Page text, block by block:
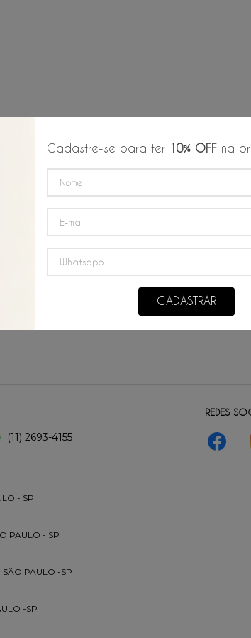
(11) 2693-4155
- SP
PAULO - SP
PAULO -SP
-SP
REDES
Cadastre-se para ter 10% OFFna
CADASTRAR